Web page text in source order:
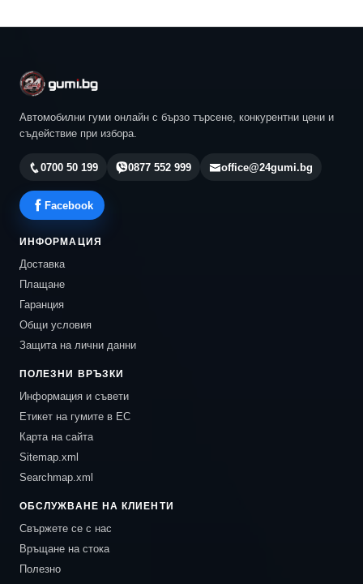
Автомобилни гуми онлайн с бързо търсене, конкурентни цени и
съдействие при избора.
0700 50 199 0877 552 999 office@24gumi.bg
Facebook
ИНФОРМАЦИЯ
Доставка
Плащане
Гаранция
Общи условия
Защита на лични данни
ПОЛЕЗНИ ВРЪЗКИ
Информация и съвети
Етикет на гумите в ЕС
Карта на сайта
Sitemap.xml
Searchmap.xml
ОБСЛУЖВАНЕ НА КЛИЕНТИ
Свържете се с нас
Връщане на стока
Полезно